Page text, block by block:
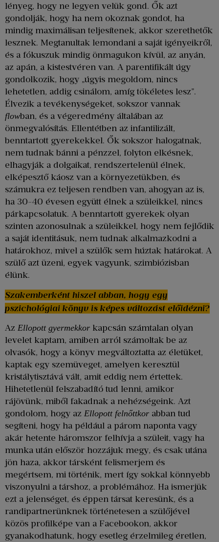
lényeg, hogy ne legyen velük gond. Ők azt
gondolják, hogy ha nem okoznak gondot, ha
mindig maximálisan teljesítenek, akkor szerethetők
lesznek. Megtanultak lemondani a saját igényeikről,
és a fókuszuk mindig önmagukon kívül, az anyán,
az apán, a kistestvéren van. A parentifikált úgy
gondolkozik, hogy „úgyis megoldom, nincs
lehetetlen, addig csinálom, amíg tökéletes lesz”.
Élvezik a tevékenységeket, sokszor vannak
flowban, és a végeredmény általában az
önmegvalósítás. Ellentétben az infantilizált,
benntartott gyerekekkel. Ők sokszor halogatnak,
nem tudnak bánni a pénzzel, folyton elkésnek,
elhagyják a dolgaikat, rendszertelenül élnek,
elképesztő káosz van a környezetükben, és
számukra ez teljesen rendben van, ahogyan az is,
ha 30-40 évesen együtt élnek a szüleikkel, nincs
párkapcsolatuk. A benntartott gyerekek olyan
szinten azonosulnak a szüleikkel, hogy nem fejlődik
a saját identitásuk, nem tudnak alkalmazkodni a
határokhoz, mivel a szülők sem húztak határokat. A
szülő azt üzeni, egyek vagyunk, szimbiózisban
élünk.
Szakemberként hiszel abban, hogy egy
pszichológiai könyv is képes változást előidézni?
Az Ellopott gyermekkor kapcsán számtalan olyan
levelet kaptam, amiben arról számoltak be az
olvasók, hogy a könyv megváltoztatta az életüket,
kaptak egy szemüveget, amelyen keresztül
kristálytisztává vált, amit eddig nem értettek.
Hihetetlenül felszabadító tud lenni, amikor
rájövünk, miből fakadnak a nehézségeink. Azt
gondolom, hogy az Ellopott felnőttkor abban tud
segíteni, hogy ha például a párom naponta vagy
akár hetente háromszor felhívja a szüleit, vagy ha
munka után először hozzájuk megy, és csak utána
jön haza, akkor társként felismerjem és
megértsem, mi történik, mert így sokkal könnyebb
viszonyulni a társhoz, a problémához. Ha ismerjük
ezt a jelenséget, és éppen társat keresünk, és a
randipartnerünknek történetesen a szülőjével
közös profilképe van a Facebookon, akkor
gyanakodhatunk, hogy esetleg érzelmileg éretlen,